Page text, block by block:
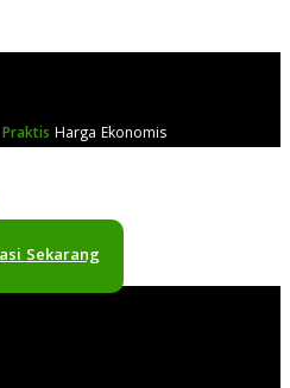
Praktis Harga Ekonomis
Sekarang